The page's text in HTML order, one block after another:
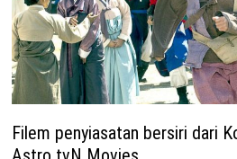
Filem penyiasatan bersiri dari